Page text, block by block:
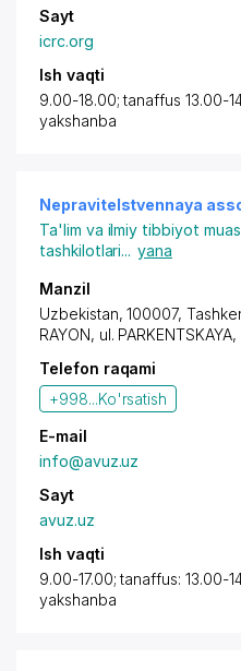
Sayt
icrc.org
Ish vaqti
9.00-18.00; tanaffus 13.00-
yakshanba
Nepravitelstvennaya
Ta'lim va ilmiy tibbiyot
tashkilotlari... yana
Manzil
Uzbekistan, 100007,
RAYON, ul. PARKENTSKAYA,
Telefon raqami
+998...Ko'rsatish
E-mail
info@avuz.uz
Sayt
avuz.uz
Ish vaqti
9.00-17.00; tanaffus: 13.00-
yakshanba